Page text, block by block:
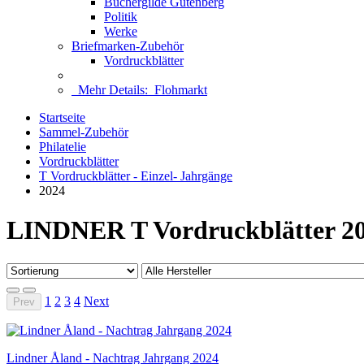
Politik
Werke
Briefmarken-Zubehör
Vordruckblätter
Mehr Details: Flohmarkt
Startseite
Sammel-Zubehör
Philatelie
Vordruckblätter
T Vordruckblätter - Einzel- Jahrgänge
2024
LINDNER T Vordruckblätter
Prev 1 2 3 4 Next
Lindner Åland - Nachtrag Jahrgang 2024